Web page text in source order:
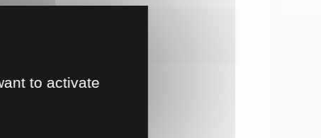
to activate